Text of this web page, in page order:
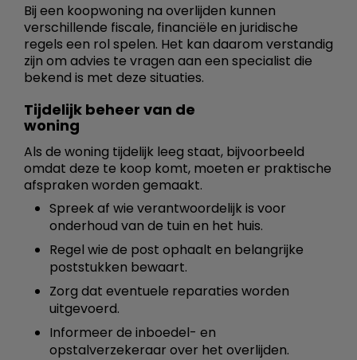
Bij een koopwoning na overlijden kunnen
verschillende fiscale, financiële en juridische
regels een rol spelen. Het kan daarom verstandig
zijn om advies te vragen aan een specialist die
bekend is met deze situaties.
Tijdelijk beheer van de
woning
Als de woning tijdelijk leeg staat, bijvoorbeeld
omdat deze te koop komt, moeten er praktische
afspraken worden gemaakt.
Spreek af wie verantwoordelijk is voor
onderhoud van de tuin en het huis.
Regel wie de post ophaalt en belangrijke
poststukken bewaart.
Zorg dat eventuele reparaties worden
uitgevoerd.
Informeer de inboedel- en
opstalverzekeraar over het overlijden.